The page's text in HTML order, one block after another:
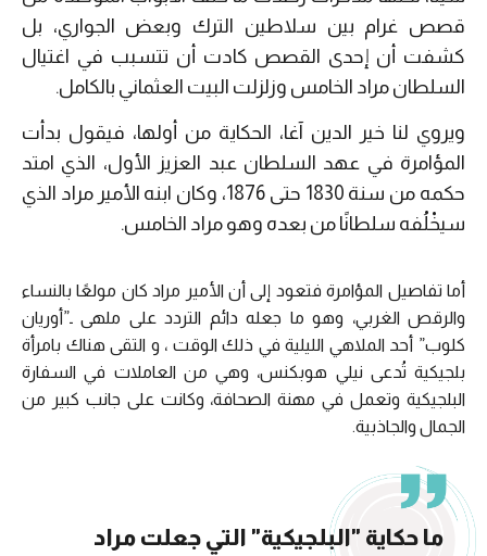
قصص غرام بين سلاطين الترك وبعض الجواري، بل
كشفت أن إحدى القصص كادت أن تتسبب في اغتيال
السلطان مراد الخامس وزلزلت البيت العثماني بالكامل.
ويروي لنا خير الدين آغا، الحكاية من أولها، فيقول بدأت
المؤامرة في عهد السلطان عبد العزيز الأول، الذي امتد
حكمه من سنة 1830 حتى 1876، وكان ابنه الأمير مراد الذي
سيخْلُفه سلطانًا من بعده وهو مراد الخامس.
أما تفاصيل المؤامرة فتعود إلى أن الأمير مراد كان مولعًا بالنساء
والرقص الغربي، وهو ما جعله دائم التردد على ملهى ـ”أوريان
كلوب” أحد الملاهي الليلية في ذلك الوقت ، و التقى هناك بامرأة
بلجيكية تُدعى نيلي هوبكنس، وهي من العاملات في السفارة
البلجيكية وتعمل في مهنة الصحافة، وكانت على جانب كبير من
الجمال والجاذبية.
ما حكاية "البلجيكية" التي جعلت مراد